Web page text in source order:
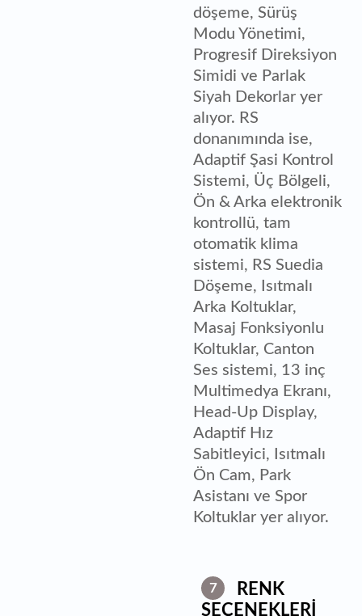
döşeme, Sürüş
Modu Yönetimi,
Progresif Direksiyon
Simidi ve Parlak
Siyah Dekorlar yer
alıyor. RS
donanımında ise,
Adaptif Şasi Kontrol
Sistemi, Üç Bölgeli,
Ön & Arka elektronik
kontrollü, tam
otomatik klima
sistemi, RS Suedia
Döşeme, Isıtmalı
Arka Koltuklar,
Masaj Fonksiyonlu
Koltuklar, Canton
Ses sistemi, 13 inç
Multimedya Ekranı,
Head-Up Display,
Adaptif Hız
Sabitleyici, Isıtmalı
Ön Cam, Park
Asistanı ve Spor
Koltuklar yer alıyor.
7
RENK
SEÇENEKLERİ